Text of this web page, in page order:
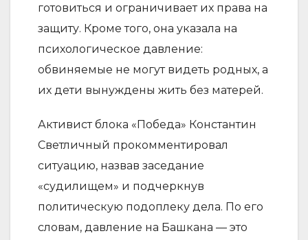
готовиться и ограничивает их права на
защиту. Кроме того, она указала на
психологическое давление:
обвиняемые не могут видеть родных, а
их дети вынуждены жить без матерей.
Активист блока «Победа» Константин
Светличный прокомментировал
ситуацию, назвав заседание
«судилищем» и подчеркнув
политическую подоплеку дела. По его
словам, давление на Башкана — это